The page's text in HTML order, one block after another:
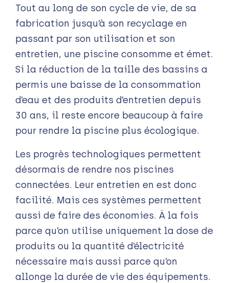
Tout au long de son cycle de vie, de sa
fabrication jusqu’à son recyclage en
passant par son utilisation et son
entretien, une piscine consomme et émet.
Si la réduction de la taille des bassins a
permis une baisse de la consommation
d’eau et des produits d’entretien depuis
30 ans, il reste encore beaucoup à faire
pour rendre la piscine plus écologique.
Les progrès technologiques permettent
désormais de rendre nos piscines
connectées. Leur entretien en est donc
facilité. Mais ces systèmes permettent
aussi de faire des économies. À la fois
parce qu’on utilise uniquement la dose de
produits ou la quantité d’électricité
nécessaire mais aussi parce qu’on
allonge la durée de vie des équipements.